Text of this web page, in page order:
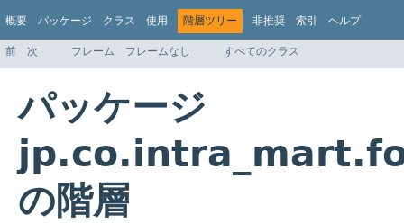
概要 パッケージ クラス 使用 階層ツリー 非推奨 索引 ヘルプ
前 次 フレーム フレームなし すべてのクラス
パッケージ
の階層